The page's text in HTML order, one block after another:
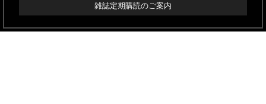
雑誌定期購読のご案内